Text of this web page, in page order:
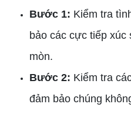
Bước 1: Kiểm tra
bảo các cực tiếp xúc
mòn.
Bước 2: Kiểm tra
đảm bảo chúng